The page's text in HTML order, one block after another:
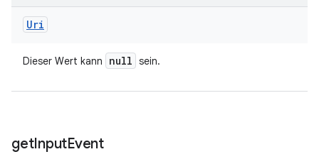
Uri
Dieser Wert kann null sein.
getInputEvent